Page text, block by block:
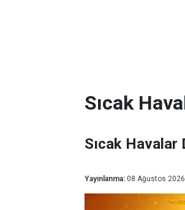
Sıcak
Sıcak Havalar
Yayınlanma: 08 Ağustos